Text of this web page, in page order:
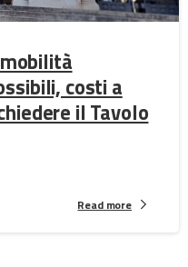
costi a
il Tavolo
Read more